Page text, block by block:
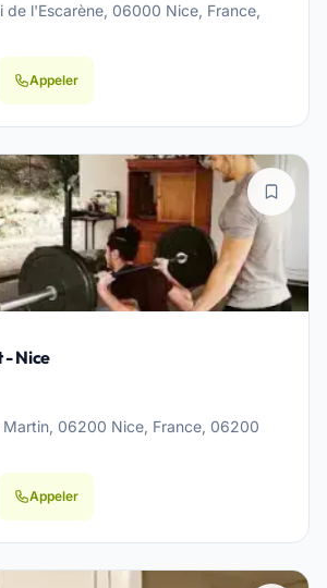
de l'Escarène, 06000 Nice, France,
Appeler
- Nice
Martin, 06200 Nice, France, 06200
Appeler